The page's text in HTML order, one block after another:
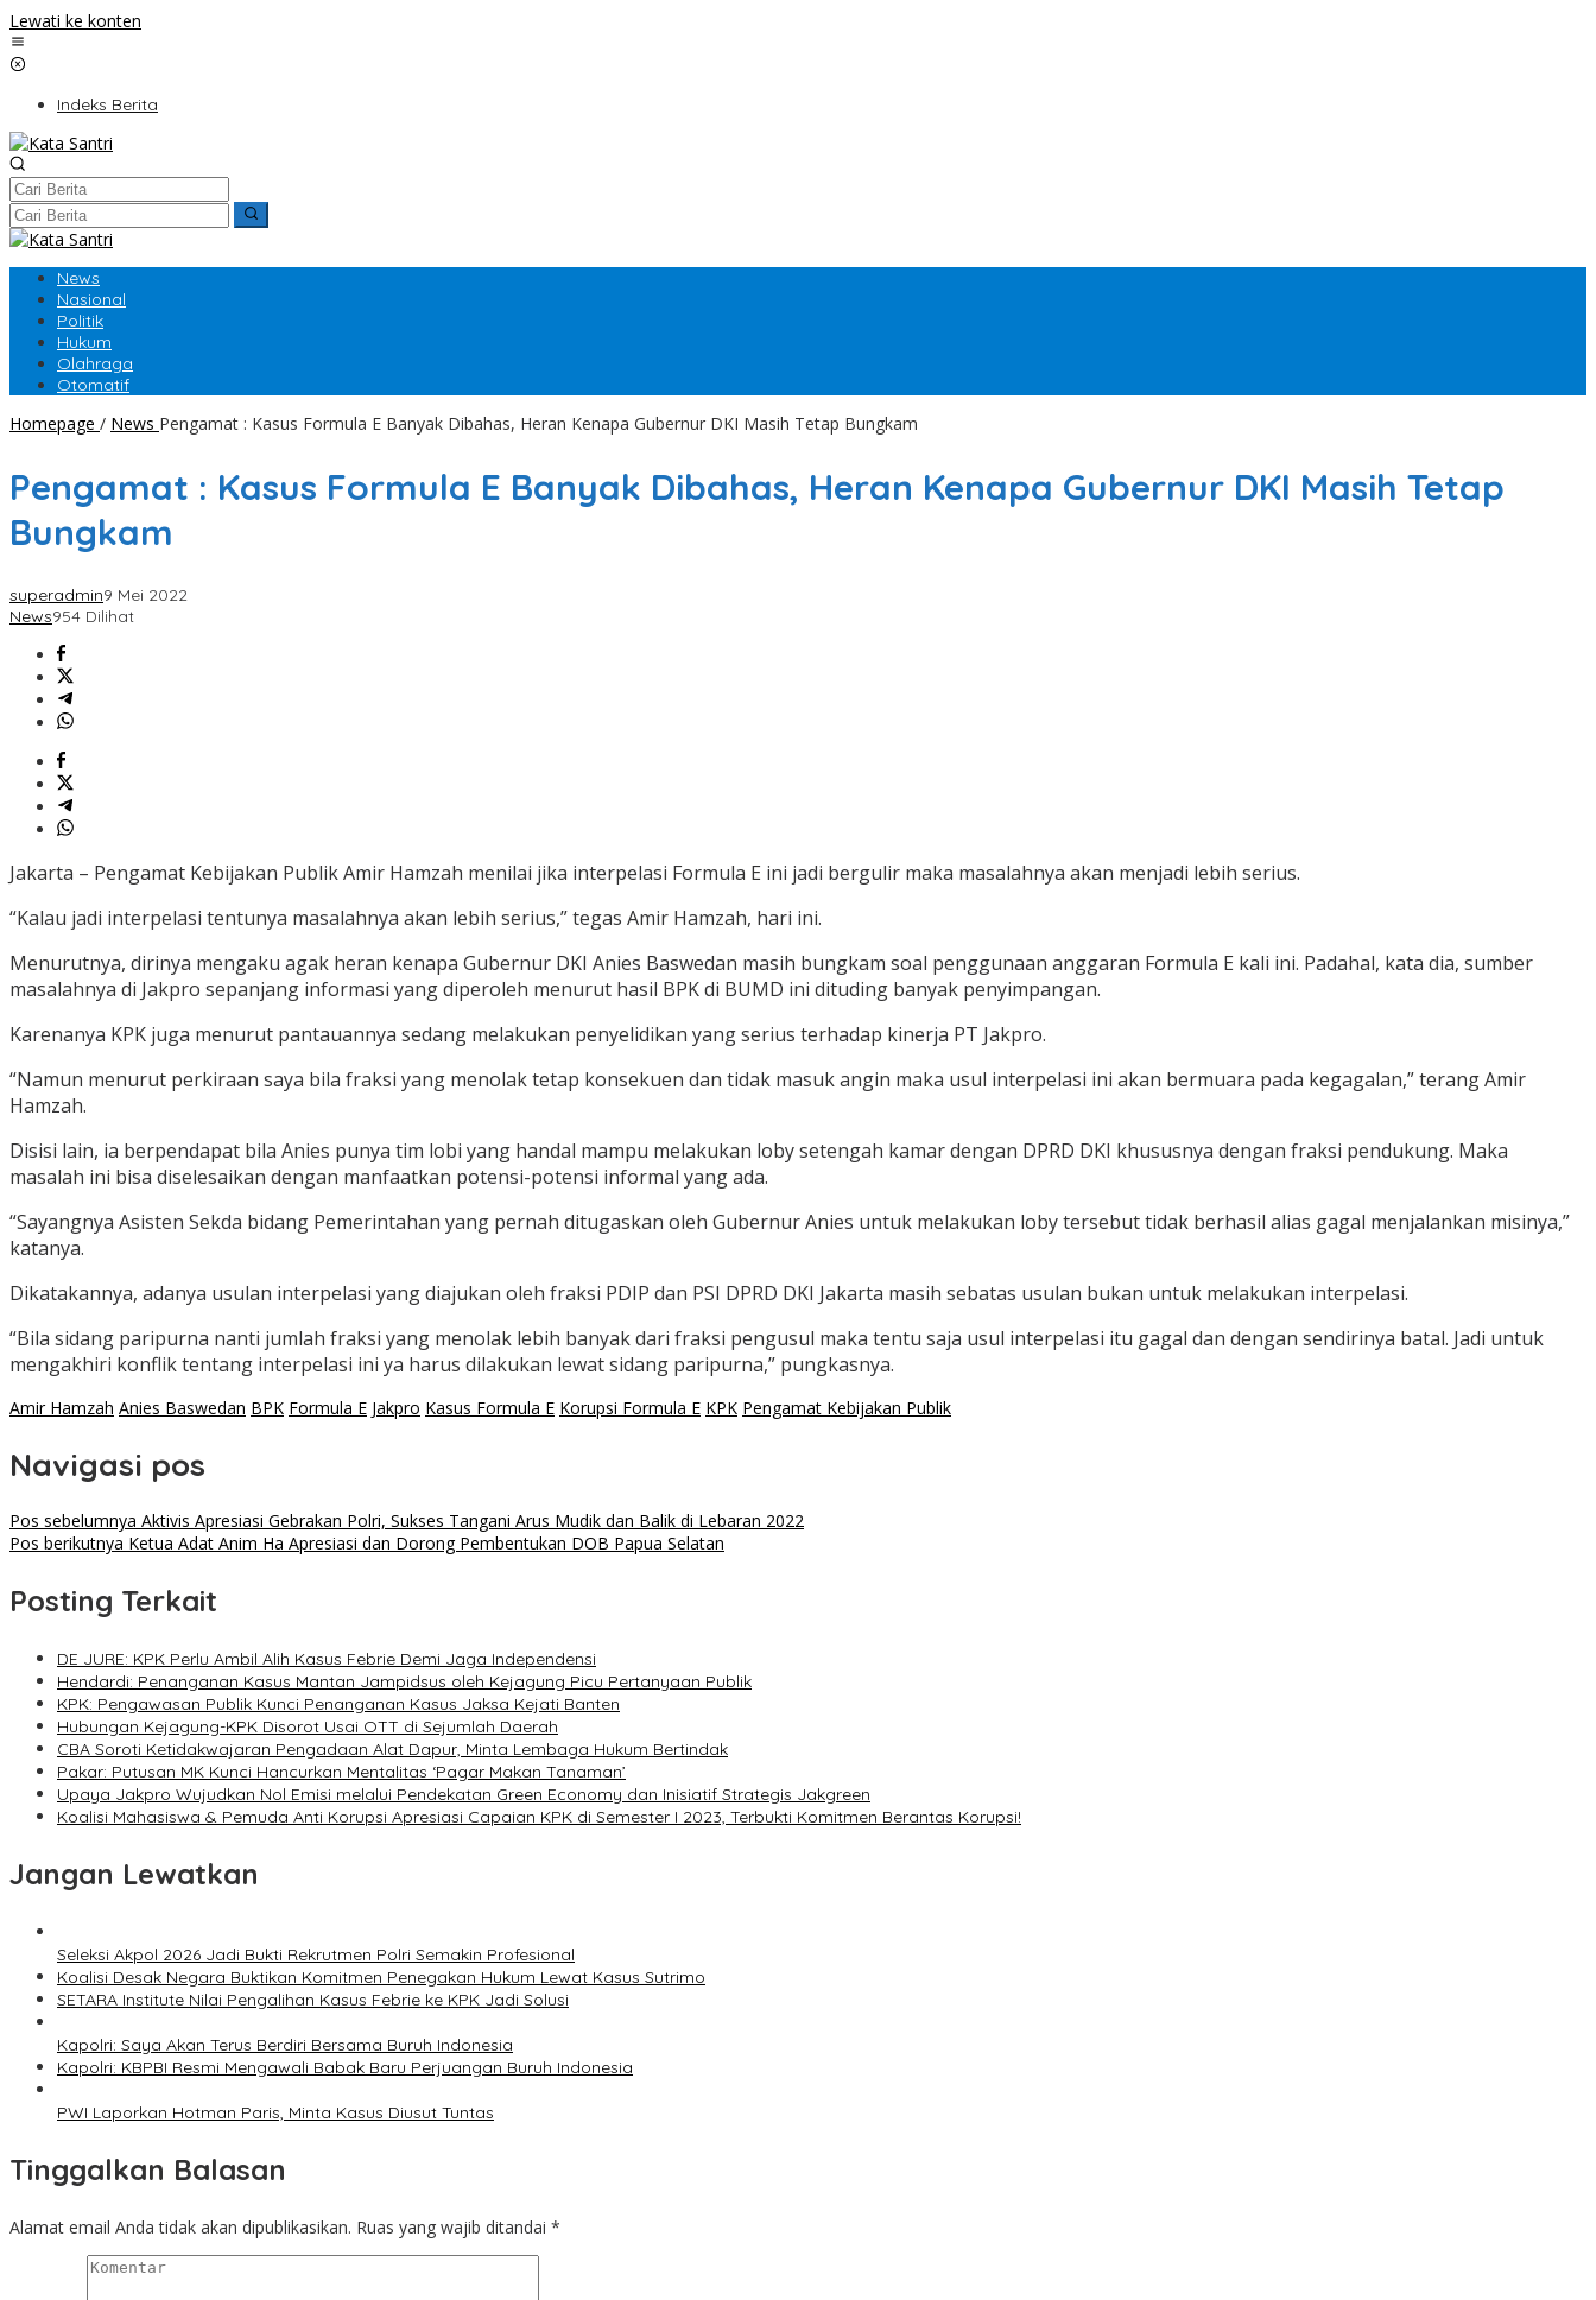
Lewati ke konten
Indeks Berita
News
Nasional
Politik
Hukum
Olahraga
Otomatif
Homepage / News Pengamat : Kasus Formula E Banyak Dibahas, Heran Kenapa Gubernur DKI Masih Tetap Bungkam
Pengamat : Kasus Formula E Banyak Dibahas, Heran Kenapa Gubernur DKI Masih Tetap
Bungkam
superadmin9 Mei 2022
News954 Dilihat
Jakarta – Pengamat Kebijakan Publik Amir Hamzah menilai jika interpelasi Formula E ini jadi bergulir maka masalahnya akan menjadi lebih serius.
“Kalau jadi interpelasi tentunya masalahnya akan lebih serius,” tegas Amir Hamzah, hari ini.
Menurutnya, dirinya mengaku agak heran kenapa Gubernur DKI Anies Baswedan masih bungkam soal penggunaan anggaran Formula E kali ini. Padahal, kata dia, sumber
masalahnya di Jakpro sepanjang informasi yang diperoleh menurut hasil BPK di BUMD ini dituding banyak penyimpangan.
Karenanya KPK juga menurut pantauannya sedang melakukan penyelidikan yang serius terhadap kinerja PT Jakpro.
“Namun menurut perkiraan saya bila fraksi yang menolak tetap konsekuen dan tidak masuk angin maka usul interpelasi ini akan bermuara pada kegagalan,” terang Amir
Hamzah.
Disisi lain, ia berpendapat bila Anies punya tim lobi yang handal mampu melakukan loby setengah kamar dengan DPRD DKI khususnya dengan fraksi pendukung. Maka
masalah ini bisa diselesaikan dengan manfaatkan potensi-potensi informal yang ada.
“Sayangnya Asisten Sekda bidang Pemerintahan yang pernah ditugaskan oleh Gubernur Anies untuk melakukan loby tersebut tidak berhasil alias gagal menjalankan misinya,”
katanya.
Dikatakannya, adanya usulan interpelasi yang diajukan oleh fraksi PDIP dan PSI DPRD DKI Jakarta masih sebatas usulan bukan untuk melakukan interpelasi.
“Bila sidang paripurna nanti jumlah fraksi yang menolak lebih banyak dari fraksi pengusul maka tentu saja usul interpelasi itu gagal dan dengan sendirinya batal. Jadi untuk
mengakhiri konflik tentang interpelasi ini ya harus dilakukan lewat sidang paripurna,” pungkasnya.
Amir Hamzah Anies Baswedan BPK Formula E Jakpro Kasus Formula E Korupsi Formula E KPK Pengamat Kebijakan Publik
Navigasi pos
Pos sebelumnya Aktivis Apresiasi Gebrakan Polri, Sukses Tangani Arus Mudik dan Balik di Lebaran 2022
Pos berikutnya Ketua Adat Anim Ha Apresiasi dan Dorong Pembentukan DOB Papua Selatan
Posting Terkait
DE JURE: KPK Perlu Ambil Alih Kasus Febrie Demi Jaga Independensi
Hendardi: Penanganan Kasus Mantan Jampidsus oleh Kejagung Picu Pertanyaan Publik
KPK: Pengawasan Publik Kunci Penanganan Kasus Jaksa Kejati Banten
Hubungan Kejagung-KPK Disorot Usai OTT di Sejumlah Daerah
CBA Soroti Ketidakwajaran Pengadaan Alat Dapur, Minta Lembaga Hukum Bertindak
Pakar: Putusan MK Kunci Hancurkan Mentalitas ‘Pagar Makan Tanaman’
Upaya Jakpro Wujudkan Nol Emisi melalui Pendekatan Green Economy dan Inisiatif Strategis Jakgreen
Koalisi Mahasiswa & Pemuda Anti Korupsi Apresiasi Capaian KPK di Semester I 2023, Terbukti Komitmen Berantas Korupsi!
Jangan Lewatkan
Seleksi Akpol 2026 Jadi Bukti Rekrutmen Polri Semakin Profesional
Koalisi Desak Negara Buktikan Komitmen Penegakan Hukum Lewat Kasus Sutrimo
SETARA Institute Nilai Pengalihan Kasus Febrie ke KPK Jadi Solusi
Kapolri: Saya Akan Terus Berdiri Bersama Buruh Indonesia
Kapolri: KBPBI Resmi Mengawali Babak Baru Perjuangan Buruh Indonesia
PWI Laporkan Hotman Paris, Minta Kasus Diusut Tuntas
Tinggalkan Balasan
Alamat email Anda tidak akan dipublikasikan. Ruas yang wajib ditandai *